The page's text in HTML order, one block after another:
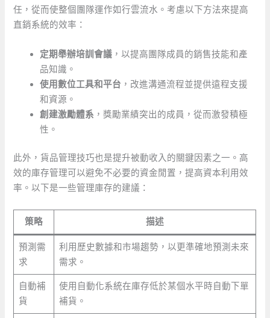
任，從而使整個團隊運作如行雲流水。考慮以下方法來提高
直銷系統的效率：
定期舉辦培訓會議 ，以提高團隊成員的銷售技能和產
品知識。
使用數位工具和平台 ，改進溝通流程並提供遠程支援
和資源。
創建激勵體系 ，獎勵業績突出的成員，從而激發積極
性。
此外，貨品管理技巧也是提升被動收入的關鍵因素之一。高
效的庫存管理可以避免不必要的資金閒置，提高資本利用效
率。以下是一些管理庫存的建議：
策略 描述
預測需
求
利用歷史數據和市場趨勢，以更準確地預測未來
需求。
自動補
貨
使用自動化系統在庫存低於某個水平時自動下單
補貨。